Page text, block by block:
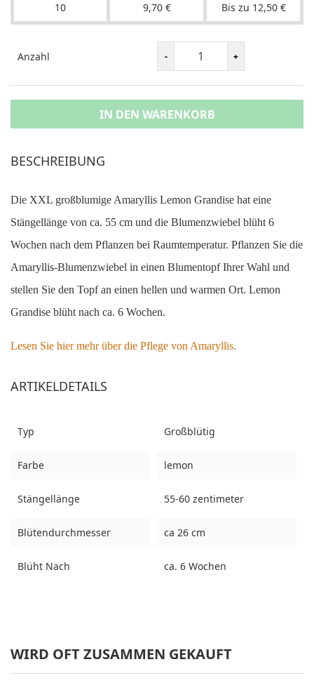
10 9,70 € Bis zu 12,50 €
Anzahl
IN DEN WARENKORB
BESCHREIBUNG
Die XXL großblumige Amaryllis Lemon Grandise hat eine
Stängellänge von ca. 55 cm und die Blumenzwiebel blüht 6
Wochen nach dem Pflanzen bei Raumtemperatur. Pflanzen Sie die
Amaryllis-Blumenzwiebel in einen Blumentopf Ihrer Wahl und
stellen Sie den Topf an einen hellen und warmen Ort. Lemon
Grandise blüht nach ca. 6 Wochen.
Lesen Sie hier mehr über die Pflege von Amaryllis.
ARTIKELDETAILS
Typ Großblütig
Farbe lemon
Stängellänge 55-60 zentimeter
Blütendurchmesser ca 26 cm
Blüht Nach ca. 6 Wochen
WIRD OFT ZUSAMMEN GEKAUFT